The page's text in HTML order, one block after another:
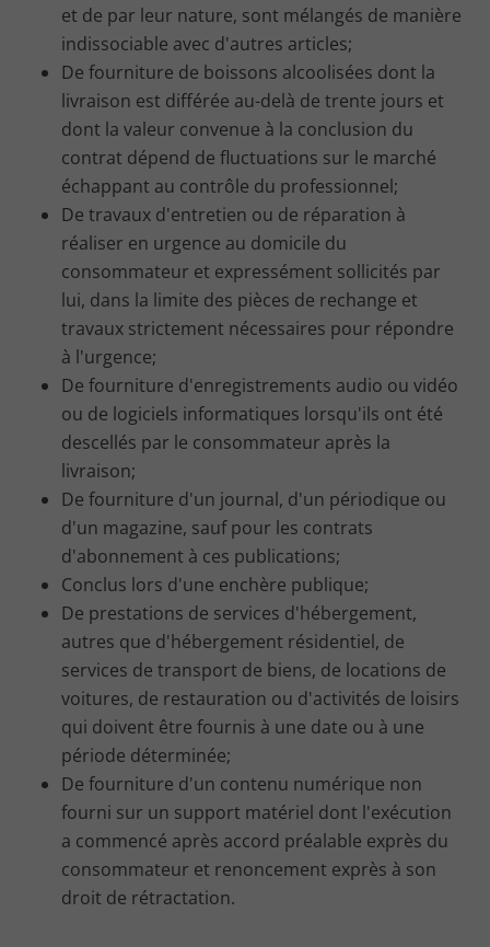
et de par leur nature, sont mélangés de manière
indissociable avec d'autres articles;
De fourniture de boissons alcoolisées dont la
livraison est différée au-delà de trente jours et
dont la valeur convenue à la conclusion du
contrat dépend de fluctuations sur le marché
échappant au contrôle du professionnel;
De travaux d'entretien ou de réparation à
réaliser en urgence au domicile du
consommateur et expressément sollicités par
lui, dans la limite des pièces de rechange et
travaux strictement nécessaires pour répondre
à l'urgence;
De fourniture d'enregistrements audio ou vidéo
ou de logiciels informatiques lorsqu'ils ont été
descellés par le consommateur après la
livraison;
De fourniture d'un journal, d'un périodique ou
d'un magazine, sauf pour les contrats
d'abonnement à ces publications;
Conclus lors d'une enchère publique;
De prestations de services d'hébergement,
autres que d'hébergement résidentiel, de
services de transport de biens, de locations de
voitures, de restauration ou d'activités de loisirs
qui doivent être fournis à une date ou à une
période déterminée;
De fourniture d'un contenu numérique non
fourni sur un support matériel dont l'exécution
a commencé après accord préalable exprès du
consommateur et renoncement exprès à son
droit de rétractation.